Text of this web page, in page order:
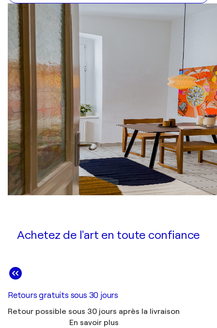
Achetez de l'art en toute confiance
Retours gratuits sous 30 jours
Retour possible sous 30 jours après la livraison
En savoir plus